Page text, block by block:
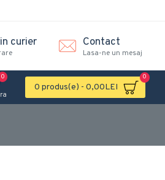
curier Contact
Lasa-ne un mesaj
0
0 produs(e) - 0,00LEI
0